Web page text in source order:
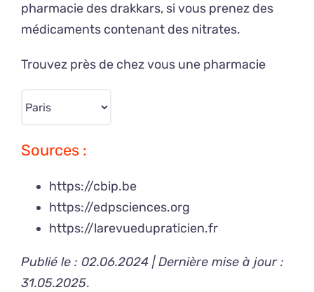
pharmacie des drakkars, si vous prenez des
médicaments contenant des nitrates.
Trouvez près de chez vous une pharmacie
Sources :
https://cbip.be
https://edpsciences.org
https://larevuedupraticien.fr
Publié le : 02.06.2024 | Dernière mise à jour :
31.05.2025.